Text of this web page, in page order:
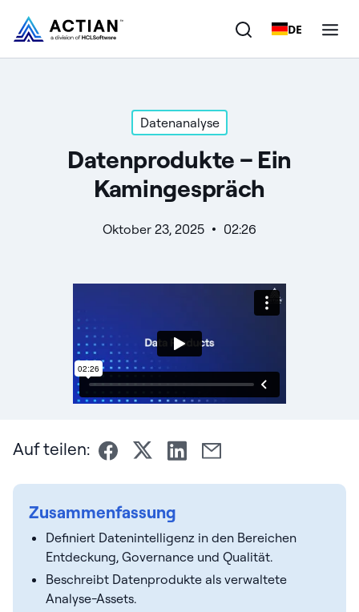
DE
Datenanalyse
Datenprodukte – Ein
Kamingespräch
Oktober 23, 2025 02:26
Auf teilen:
Zusammenfassung
Definiert Datenintelligenz in den Bereichen
Entdeckung, Governance und Qualität.
Beschreibt Datenprodukte als verwaltete
Analyse-Assets.